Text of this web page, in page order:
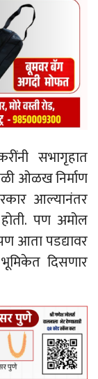
सभागृहात
ओळख निर्माण
आल्यानंतर
होती. पण अमोल
आता पडद्यावर
भूमिकेत दिसणार